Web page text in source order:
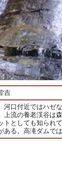
吉
河口付近ではハゼ
上流の養老渓谷は
トとしても知られ
ある。高滝ダムで